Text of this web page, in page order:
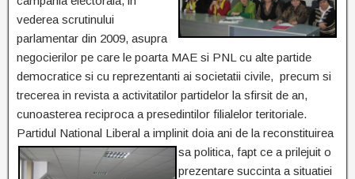
vederea scrutinului
parlamentar din 2009, asupra
negocierilor pe care le poarta MAE si PNL cu alte partide
democratice si cu reprezentanti ai societatii civile, precum si
trecerea in revista a activitatilor partidelor la sfirsit de an,
cunoasterea reciproca a presedintilor filialelor teritoriale.
Partidul National Liberal a implinit doia ani de la reconstituirea
sa politica, fapt ce a prilejuit o
prezentare succinta a situatiei